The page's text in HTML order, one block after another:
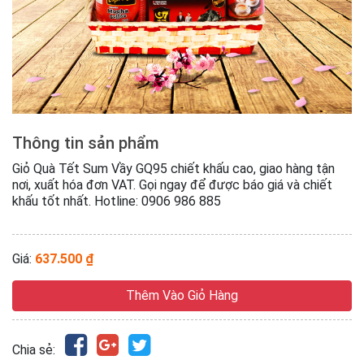
Thông tin sản phẩm
Giỏ Quà Tết Sum Vầy GQ95 chiết khấu cao, giao hàng tận
nơi, xuất hóa đơn VAT. Gọi ngay để được báo giá và chiết
khấu tốt nhất. Hotline: 0906 986 885
Giá: 637.500 ₫
Thêm Vào Giỏ Hàng
Chia sẻ: